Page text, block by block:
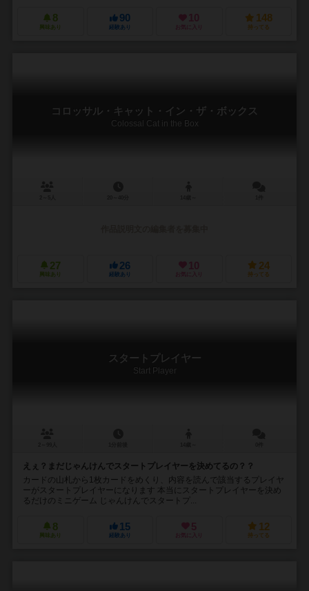
8
興味あり
90
経験あり
10
お気に入り
148
持ってる
コロッサル・キャット・イン・ザ・ボックス
Colossal Cat in the Box
27
興味あり
26
経験あり
10
お気に入り
24
持ってる
スタートプレイヤー
Start Player
えぇ？まだじゃんけんでスタートプレイヤーを決めてるの？？
カードの山札から1枚カードをめくり、内容を読んで該当するプレイヤ
ーがスタートプレイヤーになります 本当にスタートプレイヤーを決め
るだけのミニゲーム じゃんけんでスタートプ...
8
興味あり
15
経験あり
5
お気に入り
12
持ってる